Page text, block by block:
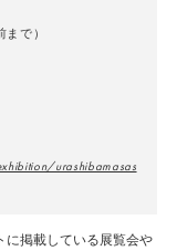
で）
urashibamasas
に掲載している展覧会や